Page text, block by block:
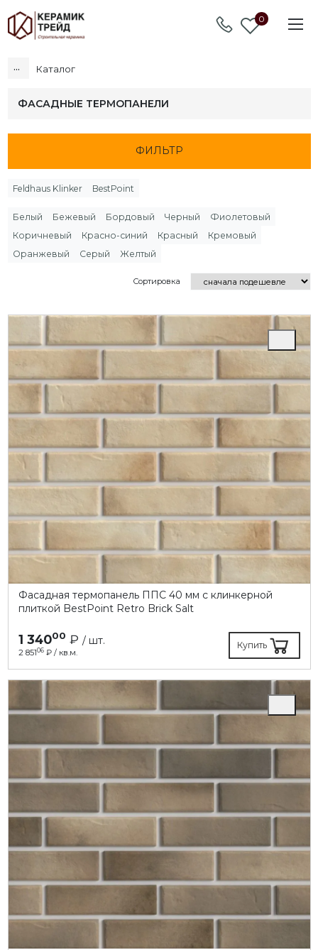
0
... Каталог
ФАСАДНЫЕ ТЕРМОПАНЕЛИ
ФИЛЬТР
Feldhaus Klinker BestPoint
Белый Бежевый Бордовый Черный
Фиолетовый
Коричневый
Красно-синий Красный
Кремовый
Оранжевый
Серый Желтый
Сортировка
Фасадная термопанель ППC 40 мм с клинкерной
плиткой BestPoint Retro Brick Salt
1 34000 ₽ / шт.
2 85106₽ / кв.м.
Купить